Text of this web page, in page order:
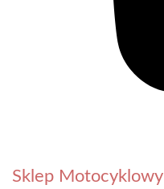
Sklep Motocyklowy